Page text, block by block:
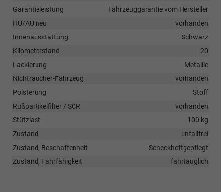
Garantieleistung
Fahrzeuggarantie vom Hersteller
HU/AU neu
vorhanden
Innenausstattung
Schwarz
Kilometerstand
20
Lackierung
Metallic
Nichtraucher-Fahrzeug
vorhanden
Polsterung
Stoff
Rußpartikelfilter / SCR
vorhanden
Stützlast
100 kg
Zustand
unfallfrei
Zustand, Beschaffenheit
Scheckheftgepflegt
Zustand, Fahrfähigkeit
fahrtauglich